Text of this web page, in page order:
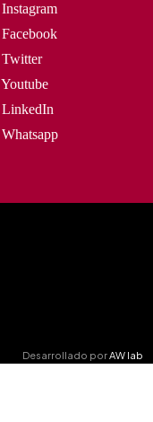
Instagram
Facebook
Twitter
Youtube
LinkedIn
Whatsapp
Desarrollado porAW lab